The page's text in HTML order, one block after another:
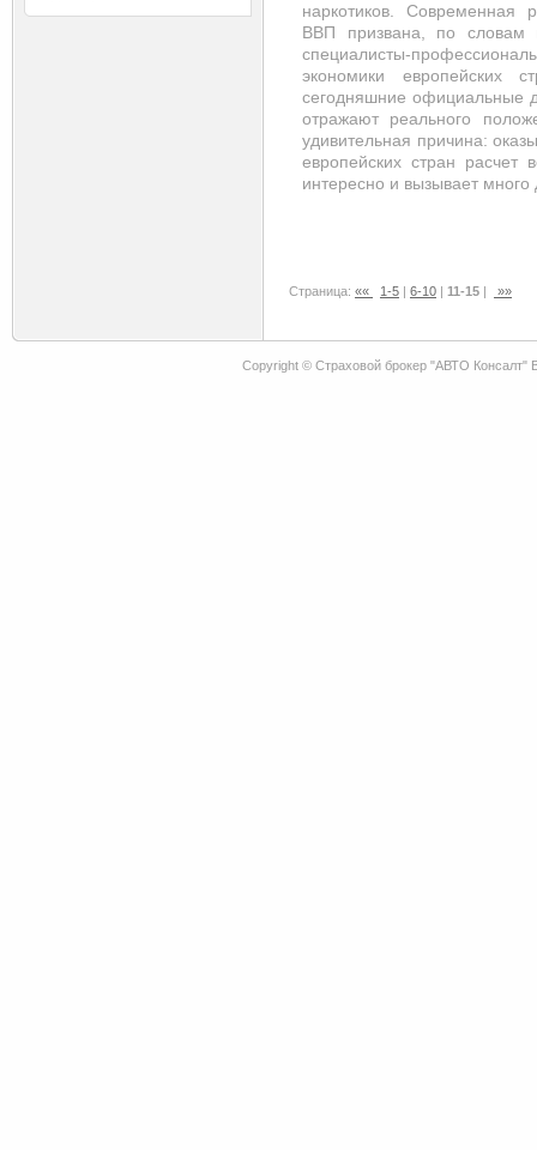
наркотиков. Современная
ВВП призвана, по словам
специалисты-
экономики европейских
сегодняшние официальные
отражают реального
удивительная причина:
европейских стран расчет
интересно и вызывает
Страница: «« 1-5 | 6-10 | 11-15 | »»
Copyright © Страховой брокер "АВТО Консалт"